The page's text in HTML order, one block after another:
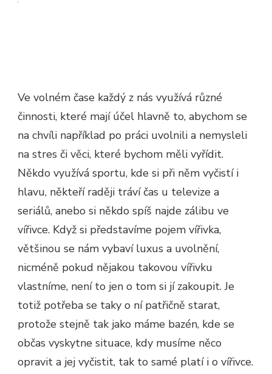
Ve volném čase každý z nás využívá různé
činnosti, které mají účel hlavně to, abychom se
na chvíli například po práci uvolnili a nemysleli
na stres či věci, které bychom měli vyřídit.
Někdo využívá sportu, kde si při něm vyčistí i
hlavu, někteří raději tráví čas u televize a
seriálů, anebo si někdo spíš najde zálibu ve
vířivce. Když si představíme pojem vířivka,
většinou se nám vybaví luxus a uvolnění,
nicméně pokud nějakou takovou vířivku
vlastníme, není to jen o tom si jí zakoupit. Je
totiž potřeba se taky o ní patřičně starat,
protože stejně tak jako máme bazén, kde se
občas vyskytne situace, kdy musíme něco
opravit a jej vyčistit, tak to samé platí i o vířivce.